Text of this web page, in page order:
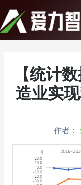
至
内
【统计
造业实
作者：